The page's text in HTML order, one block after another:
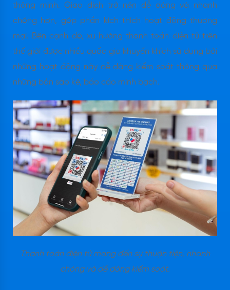
thông minh. Giao dịch trở nên dễ dàng và nhanh
chóng hơn, góp phần kích thích hoạt động thương
mại. Bên cạnh đó, xu hướng thanh toán điện tử trên
thế giới được nhiều quốc gia khuyến khích sử dụng bởi
những hoạt động này dễ dàng kiểm soát thông qua
những bản sao kê, báo cáo minh bạch.
Thanh toán điện tử mang đến sự thuận tiện, nhanh
chóng và dễ dàng kiểm soát.